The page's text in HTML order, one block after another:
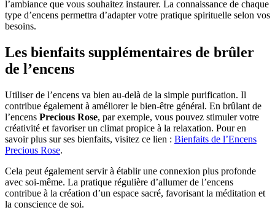
l’ambiance que vous souhaitez instaurer. La connaissance de chaque
type d’encens permettra d’adapter votre pratique spirituelle selon vos
besoins.
Les bienfaits supplémentaires de brûler
de l’encens
Utiliser de l’encens va bien au-delà de la simple purification. Il
contribue également à améliorer le bien-être général. En brûlant de
l’encens Precious Rose, par exemple, vous pouvez stimuler votre
créativité et favoriser un climat propice à la relaxation. Pour en
savoir plus sur ses bienfaits, visitez ce lien : Bienfaits de l’Encens
Precious Rose.
Cela peut également servir à établir une connexion plus profonde
avec soi-même. La pratique régulière d’allumer de l’encens
contribue à la création d’un espace sacré, favorisant la méditation et
la conscience de soi.